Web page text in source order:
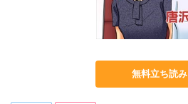
無料立ち読み